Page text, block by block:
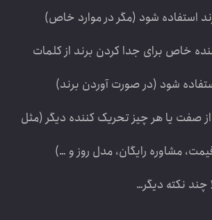
استفاده شود (مگر در موارد خاص)
خاص برای جدا کردن برند از کلمات
شود (در صورت آوردن برند)
صفت یا هر چیز تحریک کننده دیگر (مثل
مشاوره رایگان، مدل روز و …)
چند نکته دیگر…